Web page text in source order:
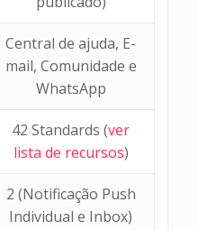
Central de ajuda, E-
mail, Comunidade e
WhatsApp
42 Standards (ver
lista de recursos)
2 (Notificação Push
Individual e Inbox)